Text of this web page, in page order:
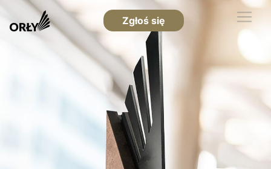
Zgłoś się